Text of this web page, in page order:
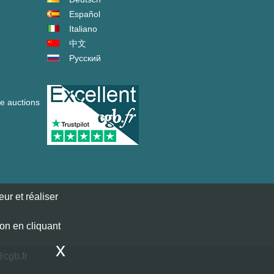
auctions
Español
Italiano
中文
Русский
et réaliser
en cliquant
x